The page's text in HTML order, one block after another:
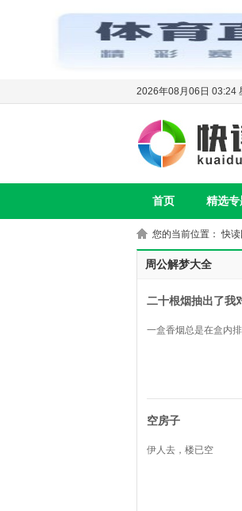
2026年08月06日 03:24
首页 精选专
您的当前位置：快读
周公解梦大全
二十根烟抽出了我
一盒香烟总是在盒内
空房子
伊人去，楼已空